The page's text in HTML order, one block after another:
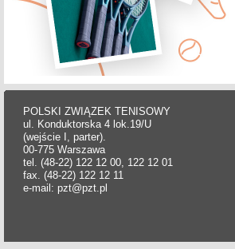
POLSKI ZWIĄZEK TENISOWY
ul. Konduktorska 4 lok.19/U
(wejście I, parter).
00-775 Warszawa
tel. (48-22) 122 12 00, 122 12 01
fax. (48-22) 122 12 11
e-mail: pzt@pzt.pl